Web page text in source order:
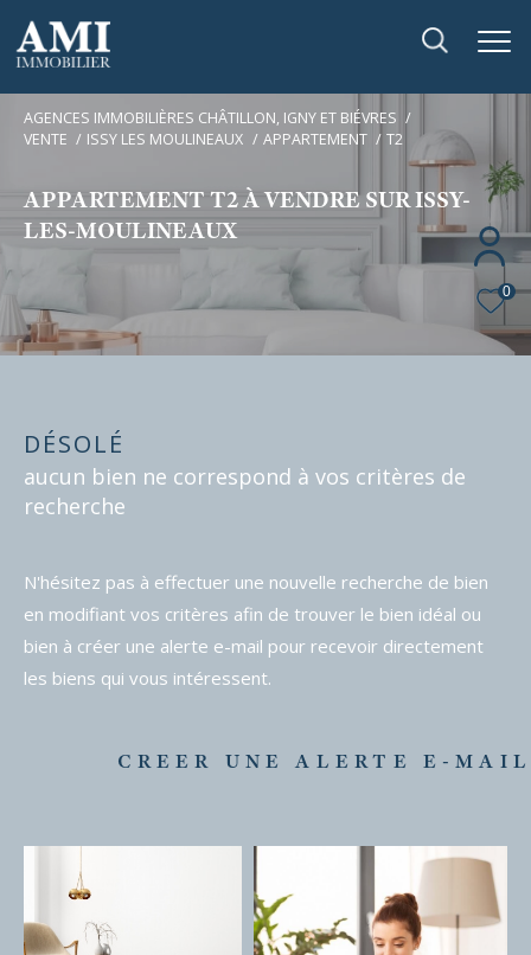
0
AGENCES IMMOBILIÈRES CHÂTILLON, IGNY ET BIÉVRES
VENTE
ISSY LES MOULINEAUX APPARTEMENT T2
APPARTEMENT T2 À VENDRE SUR ISSY-
LES-MOULINEAUX
DÉSOLÉ
aucun bien ne correspond à vos critères de
recherche
N'hésitez pas à effectuer une nouvelle recherche de bien
en modifiant vos critères afin de trouver le bien idéal ou
bien à créer une alerte e-mail pour recevoir directement
les biens qui vous intéressent.
CREER UNE ALERTE E-